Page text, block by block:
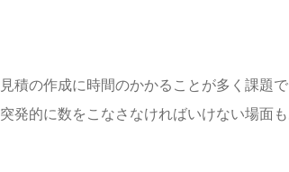
見積の作成に時間のかかることが多く課題で
突発的に数をこなさなければいけない場面も